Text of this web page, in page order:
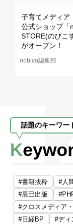
子育てメディア
公式ショップ「
STORE(のびこ
がオープン！
nobico編集部
話題のキーワー
#書籍抜粋 #人
#辰巳出版
#クロスメディア
#日経BP
#ディ